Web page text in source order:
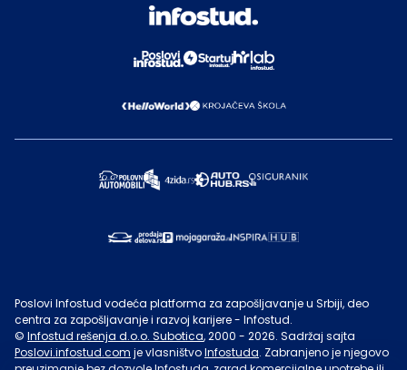
Poslovi Infostud vodeća platforma za zapošljavanje u Srbiji, deo
centra za zapošljavanje i razvoj karijere - Infostud.
© Infostud rešenja d.o.o. Subotica, 2000 - 2026. Sadržaj sajta
Poslovi.infostud.com je vlasništvoInfostuda. Zabranjeno je njegovo